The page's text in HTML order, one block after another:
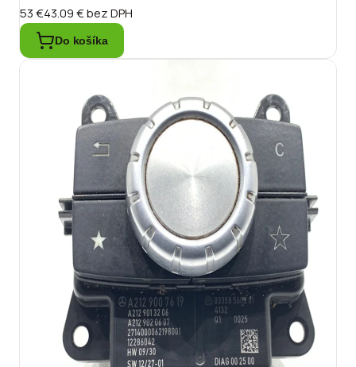
53 €43.09 €bez DPH
Do košíka